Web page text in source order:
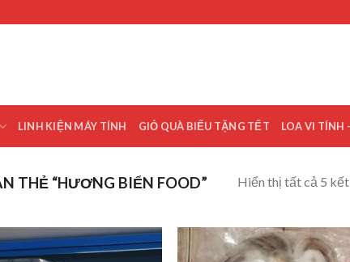
LINH KIỆN MÁY TÍNH GIỎ QUÀ BIẾU TẶNG TẾT LOA VI TÍNH
THẺ “HƯƠNG BIỂN FOOD” Hiển thị tất cả 5